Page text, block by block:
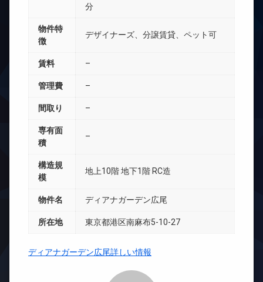
分
物件特
徴
デザイナーズ、分譲賃貸、ペット可
賃料 –
管理費 –
間取り –
専有面
積
–
構造規
模
地上10階 地下1階 RC造
物件名 ディアナガーデン広尾
所在地 東京都港区南麻布5-10-27
ディアナガーデン広尾詳しい情報